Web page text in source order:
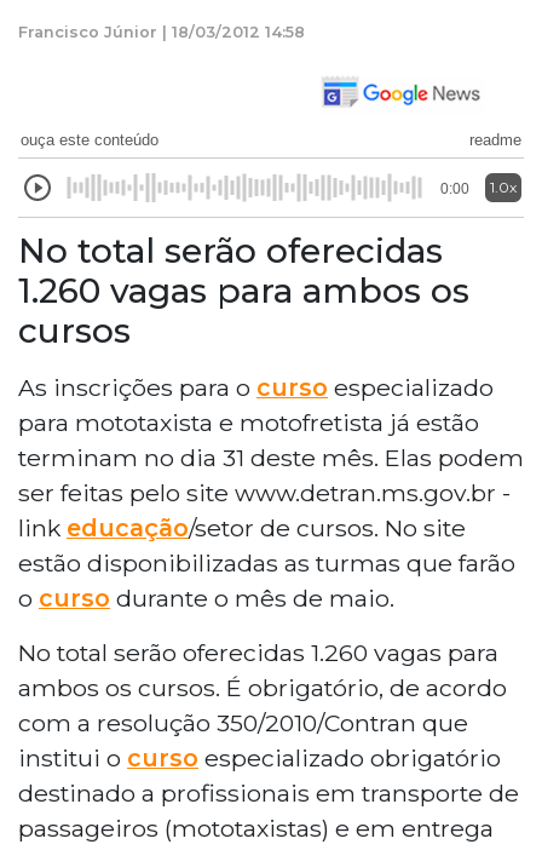
Francisco Júnior | 18/03/2012 14:58
ouça este conteúdo readme
0:00 1.0x
No total serão oferecidas
1.260 vagas para ambos os
cursos
As inscrições para o curso especializado
para mototaxista e motofretista já estão
terminam no dia 31 deste mês. Elas podem
ser feitas pelo site www.detran.ms.gov.br -
link educação/setor de cursos. No site
estão disponibilizadas as turmas que farão
o curso durante o mês de maio.
No total serão oferecidas 1.260 vagas para
ambos os cursos. É obrigatório, de acordo
com a resolução 350/2010/Contran que
institui o curso especializado obrigatório
destinado a profissionais em transporte de
passageiros (mototaxistas) e em entrega